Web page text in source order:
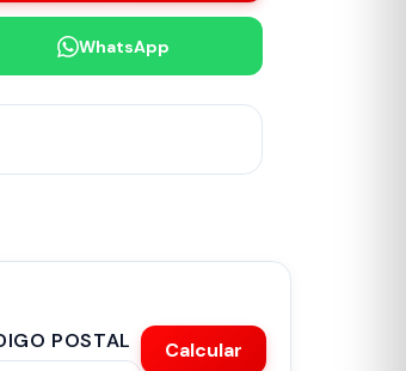
WhatsApp
POSTAL Calcular